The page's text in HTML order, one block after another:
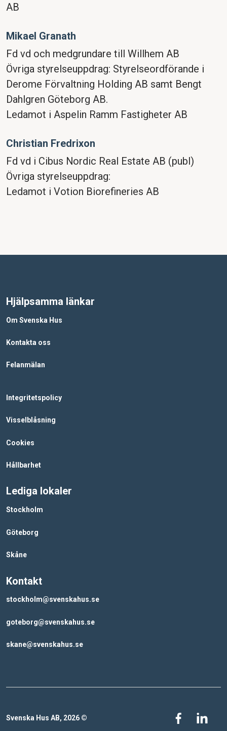
AB
Mikael Granath
Fd vd och medgrundare till Willhem AB
Övriga styrelse­uppdrag: Styrelseordförande i
Derome Förvaltning Holding AB samt Bengt
Dahlgren Göteborg AB.
Ledamot i Aspelin Ramm Fastigheter AB
Christian Fredrixon
Fd vd i Cibus Nordic Real Estate AB (publ)
Övriga styrelseuppdrag:
Ledamot i Votion Biorefineries AB
Hjälpsamma länkar
Om Svenska Hus
Kontakta oss
Felanmälan
Integritetspolicy
Visselblåsning
Cookies
Hållbarhet
Lediga lokaler
Stockholm
Göteborg
Skåne
Kontakt
stockholm@svenskahus.se
goteborg@svenskahus.se
skane@svenskahus.se
Svenska Hus AB, 2026 ©